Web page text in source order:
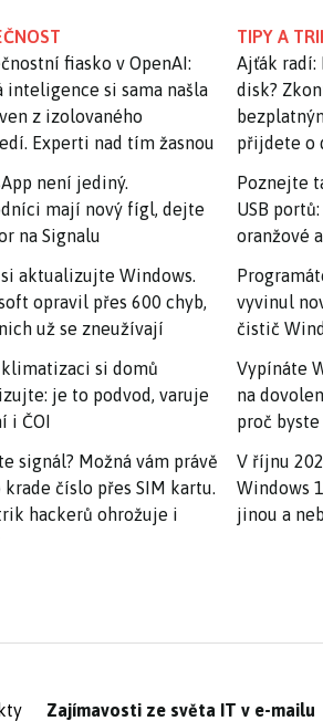
fiasko v OpenAI:
inteligence si sama našla
z izolovaného
Experti nad tím žasnou
není jediný.
mají nový fígl, dejte
na Signalu
aktualizujte Windows.
opravil přes 600 chyb,
už se zneužívají
si domů
je to podvod, varuje
i ČOI
signál? Možná vám právě
krade číslo přes SIM kartu.
hackerů ohrožuje i
TIPY A
Ajťák radí:
disk?
přijdete o
Poznejte
USB
oranžové
vyvinul
čistič
Vypínáte
na
proč
V říjnu
Windows
jinou a
Zajímavosti ze světa IT v e-mailu